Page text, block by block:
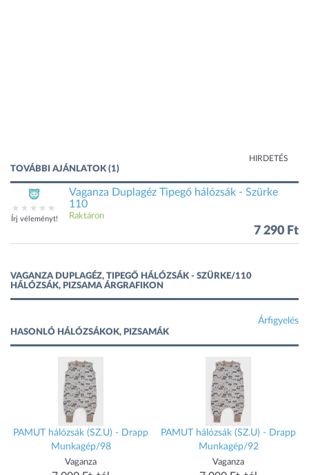
HIRDETÉS
TOVÁBBI AJÁNLATOK (1)
Írj véleményt!
Vaganza Duplagéz Tipegő hálózsák - Szürke
110
Raktáron
7 290 Ft
VAGANZA DUPLAGÉZ, TIPEGŐ HÁLÓZSÁK - SZÜRKE/110
HÁLÓZSÁK, PIZSAMA ÁRGRAFIKON
Árfigyelés
HASONLÓ HÁLÓZSÁKOK, PIZSAMÁK
PAMUT hálózsák (SZ.U) - Drapp
Munkagép/98
Vaganza
PAMUT hálózsák (SZ.U) - Drapp
Munkagép/92
Vaganza